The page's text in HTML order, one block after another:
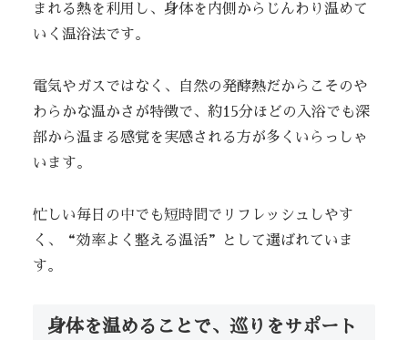
まれる熱を利用し、身体を内側からじんわり温めて
いく温浴法です。
電気やガスではなく、自然の発酵熱だからこそのや
わらかな温かさが特徴で、約15分ほどの入浴でも深
部から温まる感覚を実感される方が多くいらっしゃ
います。
忙しい毎日の中でも短時間でリフレッシュしやす
く、“効率よく整える温活”として選ばれていま
す。
身体を温めることで、巡りをサポート